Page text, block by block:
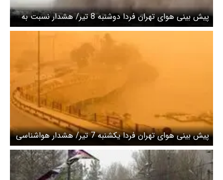
پیش بینی هوای تهران فردا دوشنبه 8 تیر/ هشدار نسبت به
وزش باد شدید و بارش باران
پیش بینی هوای تهران فردا یکشنبه 7 تیر/ هشدار هواشناسی
نسبت به وزش باد شدید